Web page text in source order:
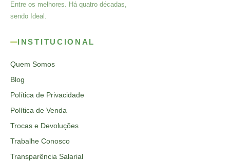
Entre os melhores. Há quatro décadas,
sendo Ideal.
INSTITUCIONAL
Quem Somos
Blog
Política de Privacidade
Política de Venda
Trocas e Devoluções
Trabalhe Conosco
Transparência Salarial